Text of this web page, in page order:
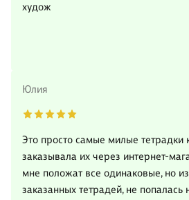
худож
Юлия
Это просто самые милые тетрадки
заказывала их через интернет-
мне положат все одинаковые, но
заказанных тетрадей, не попалась